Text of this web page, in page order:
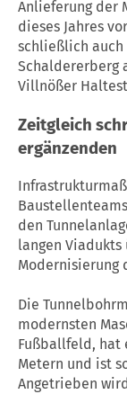
Anlieferung der
dieses Jahres
schließlich
Schaldererberg
Villnößer
Zeitgleich
ergänzenden
den
langen Viadukts
Modernisierung
Die
modernsten
Fußballfeld, hat
Metern und ist
Angetrieben